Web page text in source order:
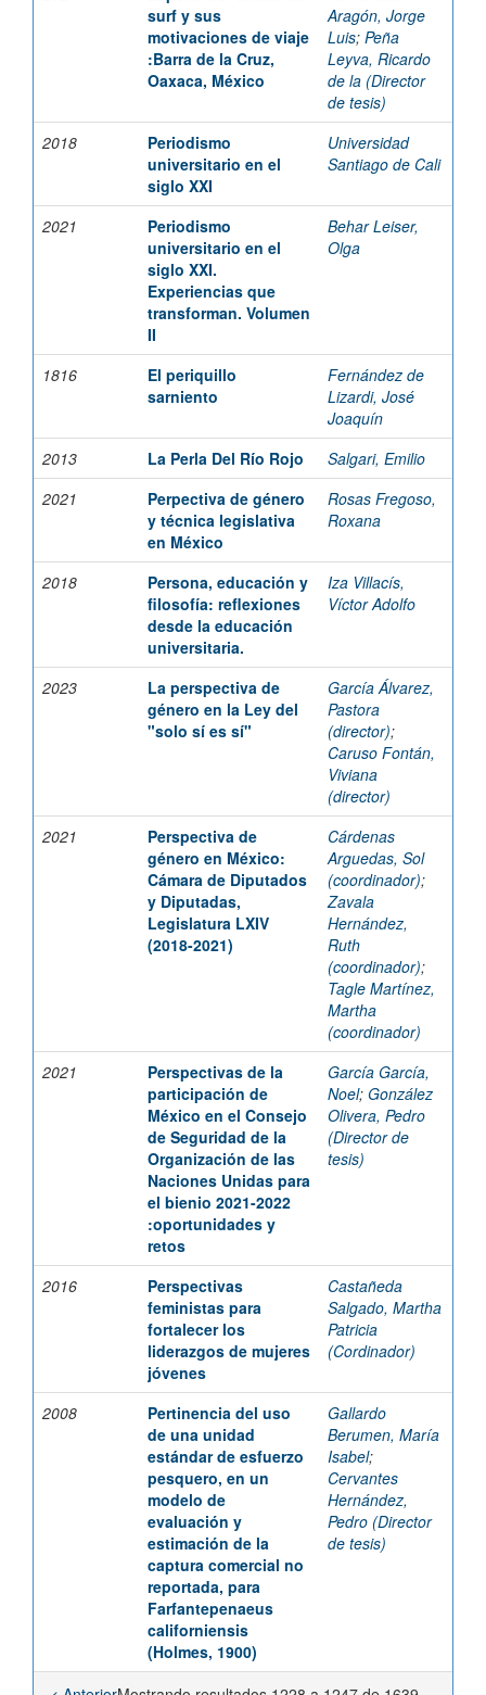
surf y sus
motivaciones de viaje
:Barra de la Cruz,
Oaxaca, México
Aragón, Jorge
Luis; Peña
Leyva, Ricardo
de la (Director
de tesis)
2018
Periodismo
universitario en el
siglo XXI
Universidad
Santiago de Cali
2021
Periodismo
universitario en el
siglo XXI.
Experiencias que
transforman. Volumen
II
Behar Leiser,
Olga
1816
El periquillo
sarniento
Fernández de
Lizardi, José
Joaquín
2013
La Perla Del Río Rojo
Salgari, Emilio
2021
Perpectiva de género
y técnica legislativa
en México
Rosas Fregoso,
Roxana
2018
Persona, educación y
filosofía: reflexiones
desde la educación
universitaria.
Iza Villacís,
Víctor Adolfo
2023
La perspectiva de
género en la Ley del
"solo sí es sí"
García Álvarez,
Pastora
(director);
Caruso Fontán,
Viviana
(director)
2021
Perspectiva de
género en México:
Cámara de Diputados
y Diputadas,
Legislatura LXIV
(2018-2021)
Cárdenas
Arguedas, Sol
(coordinador);
Zavala
Hernández,
Ruth
(coordinador);
Tagle Martínez,
Martha
(coordinador)
2021
Perspectivas de la
participación de
México en el Consejo
de Seguridad de la
Organización de las
Naciones Unidas para
el bienio 2021-2022
:oportunidades y
retos
García García,
Noel; González
Olivera, Pedro
(Director de
tesis)
2016
Perspectivas
feministas para
fortalecer los
liderazgos de mujeres
jóvenes
Castañeda
Salgado, Martha
Patricia
(Cordinador)
2008
Pertinencia del uso
de una unidad
estándar de esfuerzo
pesquero, en un
modelo de
evaluación y
estimación de la
captura comercial no
reportada, para
Farfantepenaeus
californiensis
(Holmes, 1900)
Gallardo
Berumen, María
Isabel;
Cervantes
Hernández,
Pedro (Director
de tesis)